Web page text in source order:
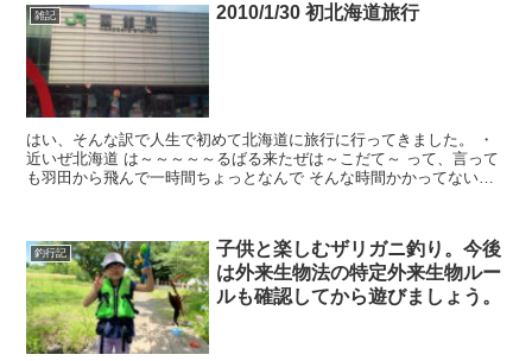
雑記 2010/1/30 初北海道旅行
はい、そんな訳で人生で初めて北海道に旅行に行ってきました。 ・
近いぜ北海道 は～～～～～るばる来たぜは～こだて～ って、言って
も羽田から飛んで一時間ちょっとなんで そんな時間かかってない
釣行記
子供と楽しむザリガニ釣り。今後
は外来生物法の特定外来生物ルー
ルも確認してから遊びましょう。